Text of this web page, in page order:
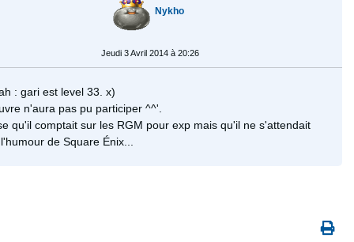
Nykho
Jeudi 3 Avril 2014 à 20:26
: gari est level 33. x)
n'aura pas pu participer ^^'.
qu'il comptait sur les RGM pour exp mais qu'il ne s'attendait
de Square Énix...